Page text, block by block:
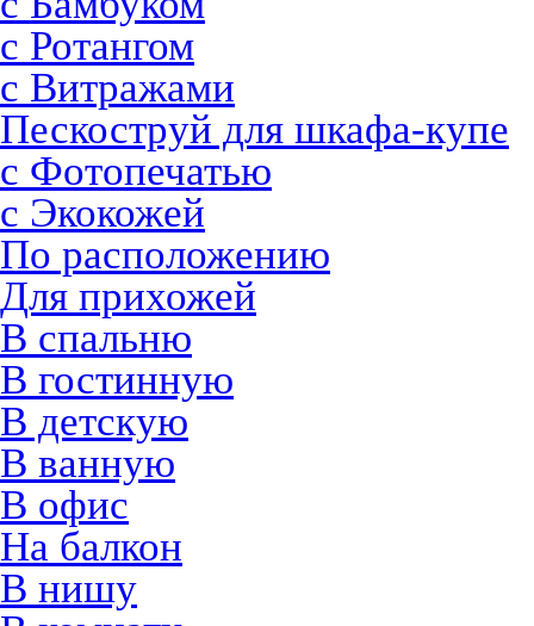
с Ротангом
с Витражами
Пескоструй для шкафа-купе
с Фотопечатью
с Экокожей
По расположению
Для прихожей
В спальню
В гостинную
В детскую
В ванную
В офис
На балкон
В нишу